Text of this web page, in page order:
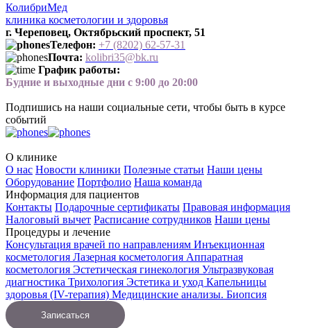
КолибриМед
клиника косметологии и здоровья
г. Череповец, Октябрьский проспект, 51
Телефон: +7 (8202) 62-57-31
Почта: kolibri35@bk.ru
График работы:
Будние и выходные дни с 9:00 до 20:00
Подпишись на наши социальные сети, чтобы быть в курсе
событий
О клинике
О нас Новости клиники Полезные статьи Наши цены
Оборудование Портфолио Наша команда
Информация для пациентов
Контакты Подарочные сертификаты Правовая информация
Налоговый вычет Расписание сотрудников Наши цены
Процедуры и лечение
Консультация врачей по направлениям Инъекционная
косметология Лазерная косметология Аппаратная
косметология Эстетическая гинекология Ультразвуковая
диагностика Трихология Эстетика и уход Капельницы
здоровья (IV-терапия) Медицинские анализы. Биопсия
Записаться